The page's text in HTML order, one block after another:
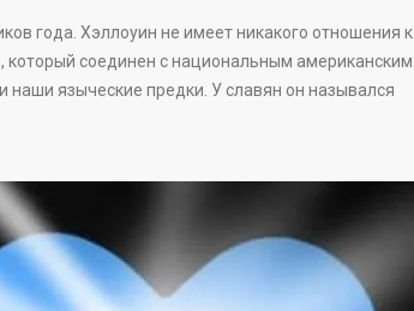
года. Хэллоуин не имеет никакого отношения к
который соединен с национальным американским.
наши языческие предки. У славян он назывался